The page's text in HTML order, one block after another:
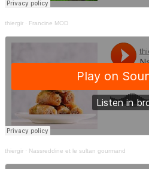
thiergir · Francine MOD
thiergir · Nassreddine et le sultan gourmand